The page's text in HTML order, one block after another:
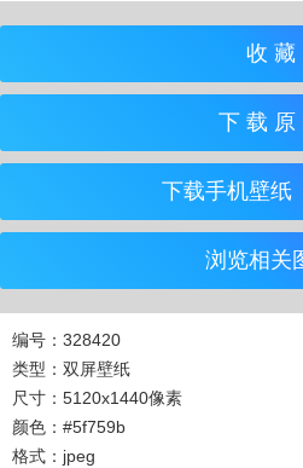
收 藏
下 载 原
下载手机壁纸
浏览相关
编号：328420
类型：双屏壁纸
尺寸：5120x1440像素
颜色：#5f759b
格式：jpeg